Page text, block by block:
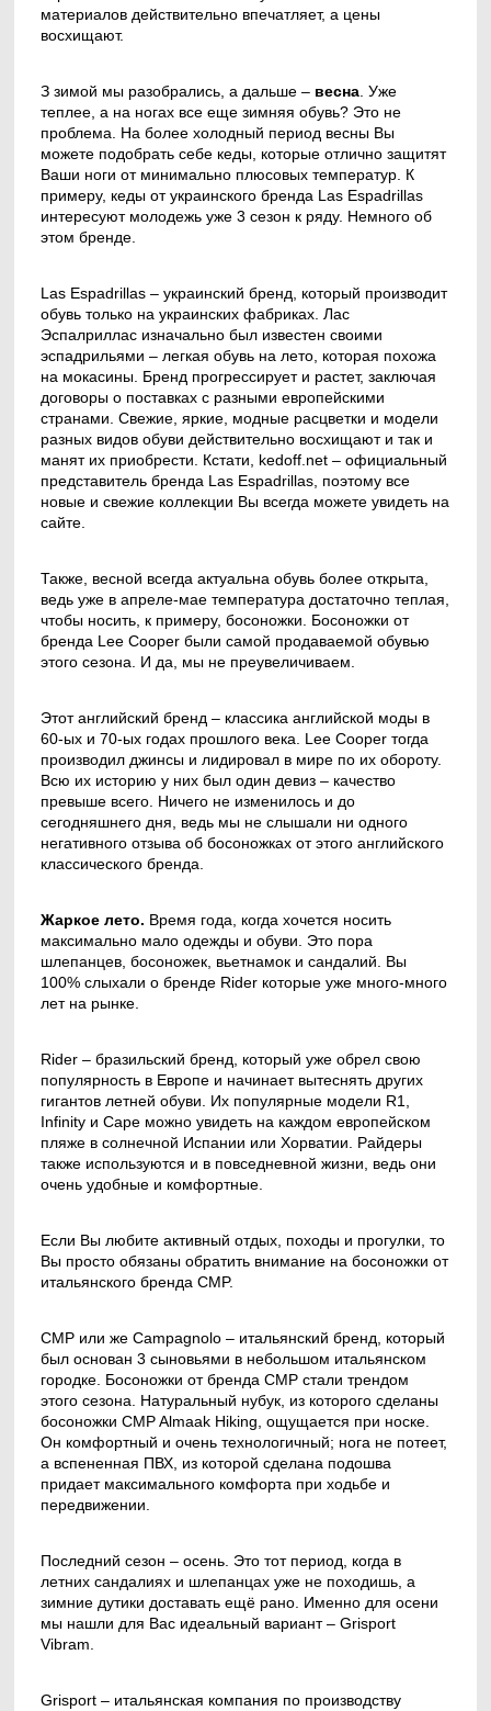
материалов действительно впечатляет, а цены
восхищают.
З зимой мы разобрались, а дальше – весна . Уже
теплее, а на ногах все еще зимняя обувь? Это не
проблема. На более холодный период весны Вы
можете подобрать себе кеды, которые отлично защитят
Ваши ноги от минимально плюсовых температур. К
примеру, кеды от украинского бренда Las Espadrillas
интересуют молодежь уже 3 сезон к ряду. Немного об
этом бренде.
Las Espadrillas – украинский бренд, который производит
обувь только на украинских фабриках. Лас
Эспалриллас изначально был известен своими
эспадрильями – легкая обувь на лето, которая похожа
на мокасины. Бренд прогрессирует и растет, заключая
договоры о поставках с разными европейскими
странами. Свежие, яркие, модные расцветки и модели
разных видов обуви действительно восхищают и так и
манят их приобрести. Кстати, kedoff.net – официальный
представитель бренда Las Espadrillas, поэтому все
новые и свежие коллекции Вы всегда можете увидеть на
сайте.
Также, весной всегда актуальна обувь более открыта,
ведь уже в апреле-мае температура достаточно теплая,
чтобы носить, к примеру, босоножки. Босоножки от
бренда Lee Cooper были самой продаваемой обувью
этого сезона. И да, мы не преувеличиваем.
Этот английский бренд – классика английской моды в
60-ых и 70-ых годах прошлого века. Lee Cooper тогда
производил джинсы и лидировал в мире по их обороту.
Всю их историю у них был один девиз – качество
превыше всего. Ничего не изменилось и до
сегодняшнего дня, ведь мы не слышали ни одного
негативного отзыва об босоножках от этого английского
классического бренда.
Жаркое лето. Время года, когда хочется носить
максимально мало одежды и обуви. Это пора
шлепанцев, босоножек, вьетнамок и сандалий. Вы
100% слыхали о бренде Rider которые уже много-много
лет на рынке.
Rider – бразильский бренд, который уже обрел свою
популярность в Европе и начинает вытеснять других
гигантов летней обуви. Их популярные модели R1,
Infinity и Cape можно увидеть на каждом европейском
пляже в солнечной Испании или Хорватии. Райдеры
также используются и в повседневной жизни, ведь они
очень удобные и комфортные.
Если Вы любите активный отдых, походы и прогулки, то
Вы просто обязаны обратить внимание на босоножки от
итальянского бренда CMP.
CMP или же Campagnolo – итальянский бренд, который
был основан 3 сыновьями в небольшом итальянском
городке. Босоножки от бренда CMP стали трендом
этого сезона. Натуральный нубук, из которого сделаны
босоножки CMP Almaak Hiking, ощущается при носке.
Он комфортный и очень технологичный; нога не потеет,
а вспененная ПВХ, из которой сделана подошва
придает максимального комфорта при ходьбе и
передвижении.
Последний сезон – осень. Это тот период, когда в
летних сандалиях и шлепанцах уже не походишь, а
зимние дутики доставать ещё рано. Именно для осени
мы нашли для Вас идеальный вариант – Grisport
Vibram.
Grisport – итальянская компания по производству